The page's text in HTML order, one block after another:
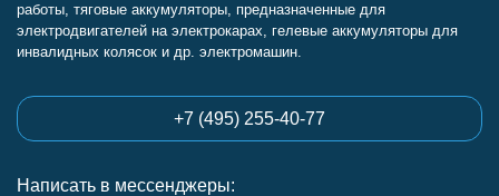
работы, тяговые аккумуляторы, предназначенные для
электродвигателей на электрокарах, гелевые аккумуляторы для
инвалидных колясок и др. электромашин.
+7 (495) 255-40-77
Написать в мессенджеры: